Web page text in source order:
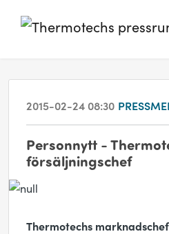
2015-02-24 08:30
Personnytt -
försäljningschef
Thermotechs